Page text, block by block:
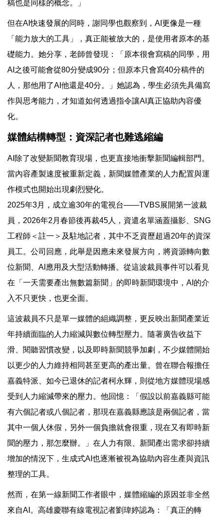
稿也是同樣的概念。」
但在AI快速發展的同時，謝同學也觀察到，AI更像是一種
「能力放大的工具」，真正能被放大的，是使用者原本的基
礎能力。她分享，老師曾發現：「原本很會寫稿的同學，用
AI之後可能會從80分變成90分；但原本只會寫40分稿件的
人，那他用了AI他還是40分。」她認為，學生必須先具備寫
作與思考能力，才知道如何透過指令讓AI真正協助內容優
化。
媒體結構轉型：資深記者也難逃縮編
AI除了改變新聞教育現場，也更直接地衝擊新聞編輯部門。
當內容產製速度被重新定義，新聞媒體產業的人力配置與運
作模式也開始出現劇烈變化。
2025年3月，成立逾30年的電視台——TVBS展開第一波裁
員，2026年2月春節後再裁45人，資遣名單涵蓋攝影、SNG
工程師＜註一＞及駐地記者，其中不乏資歷超過20年的資深
員工。公司回應，此舉是因應未來發展方向，將資源轉向數
位新聞、AI應用及大型活動轉播。從這波裁員事件可以看見
在「一天需要產出無數篇新聞」的即時新聞環境中，AI的介
入不只更快，也更全面。
這波裁員不只是單一媒體的組織調整，更反映出新聞產業近
年持續面臨的人力縮減與數位轉型壓力。隨著廣告收益下
滑、閱聽習慣改變，以及即時新聞競爭加劇，不少媒體開始
以更少的人力維持相同甚至更高的產出量。曾在聯合報擔任
嘉義特派、如今已退休的記者柯永輝，則從地方媒體現場感
受到人力縮減帶來的壓力。他回憶：「假設以前嘉義縣可能
有六個記者或八個記者，那現在嘉義縣應該是兩個記者，當
其中一個人休假，另外一個負擔就會很重，現在又有即時新
聞的壓力，那怎麼辦。」在人力有限、新聞產出需求卻持續
增加的情況下，生成式AI也逐漸被視為協助內容生產與資訊
整理的工具。
然而，在第一線新聞工作者眼中，媒體縮編的原因並非全然
來自AI。高雄慶聯有線電視記者劉瑋婷認為：「真正的轉